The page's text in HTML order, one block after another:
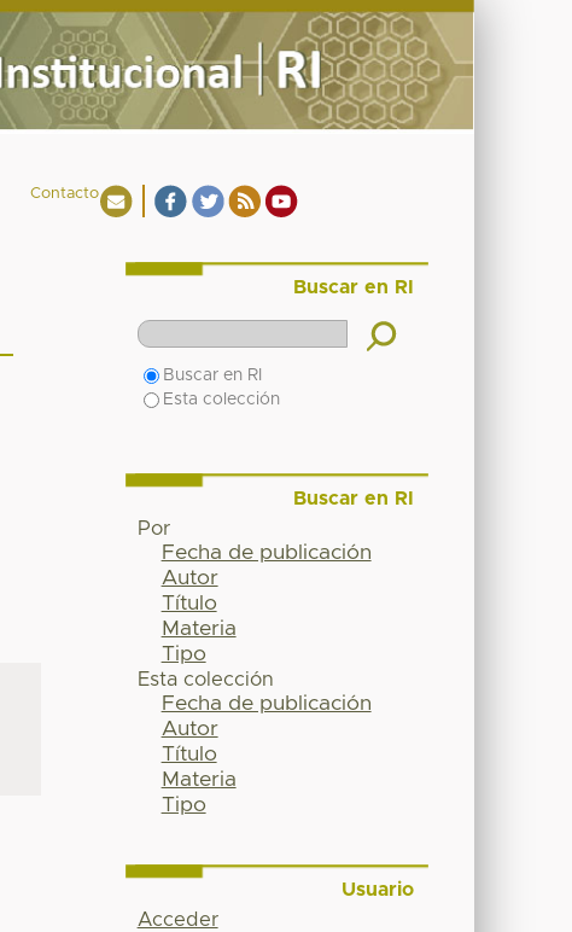
Contacto
Buscar en RI
Buscar en RI
Esta colección
Buscar en RI
Por
Fecha de publicación
Autor
Título
Materia
Tipo
Esta colección
Fecha de publicación
Autor
Título
Materia
Tipo
Usuario
Acceder